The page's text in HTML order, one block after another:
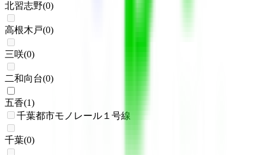
北習志野(0)
高根木戸(0)
三咲(0)
二和向台(0)
五香(1)
千葉都市モノレール１号線
千葉(0)